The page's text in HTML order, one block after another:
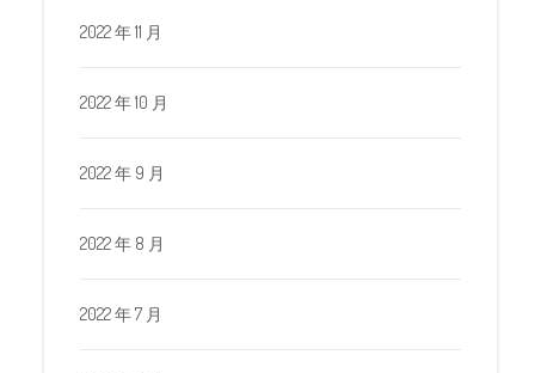
2022 年 11 月
2022 年 10 月
2022 年 9 月
2022 年 8 月
2022 年 7 月